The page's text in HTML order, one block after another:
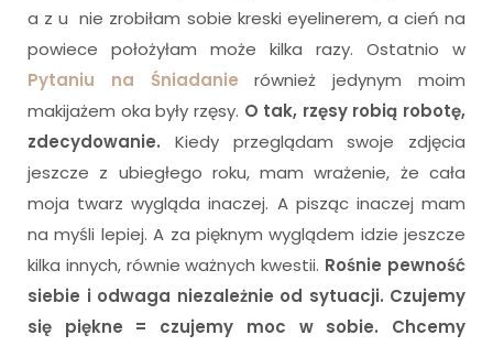
a z u nie zrobiłam sobie kreski eyelinerem, a cień na
powiece położyłam może kilka razy. Ostatnio w
Pytaniu na Śniadanie
również jedynym moim
makijażem oka były rzęsy. O tak, rzęsy robią robotę,
zdecydowanie. Kiedy przeglądam swoje zdjęcia
jeszcze z ubiegłego roku, mam wrażenie, że cała
moja twarz wygląda inaczej. A pisząc inaczej mam
na myśli lepiej. A za pięknym wyglądem idzie jeszcze
kilka innych, równie ważnych kwestii. Rośnie pewność
siebie i odwaga niezależnie od sytuacji. Czujemy
się piękne = czujemy moc w sobie. Chcemy